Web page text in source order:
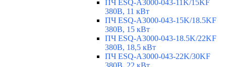
ПЧ ESQ-A3000-043-11K/15KF
380В, 11 кВт
ПЧ ESQ-A3000-043-15K/18.5KF
380В, 15 кВт
ПЧ ESQ-A3000-043-18.5K/22KF
380В, 18,5 кВт
ПЧ ESQ-A3000-043-22K/30KF